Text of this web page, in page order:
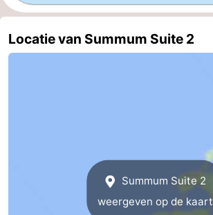
Renesse
-
Brouwershaven
-
Locatie van Summum Suite 2
Summum Suite 2
weergeven op de kaart